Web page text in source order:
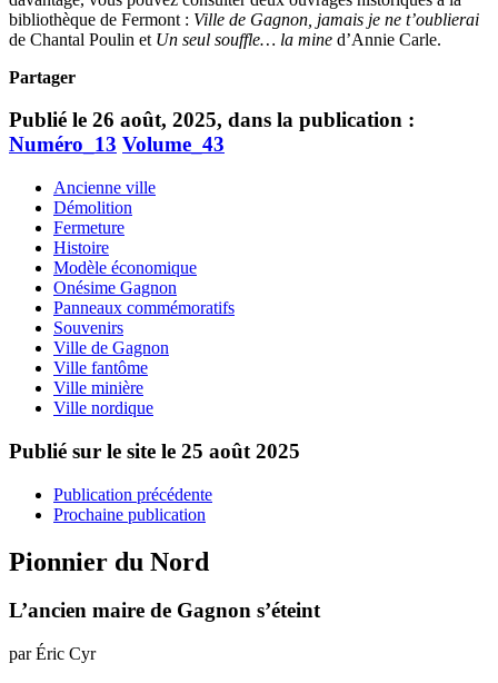
bibliothèque de Fermont : Ville de Gagnon, jamais je ne t’oublierai
de Chantal Poulin et Un seul souffle… la mine d’Annie Carle.
Partager
Publié le 26 août, 2025, dans la publication :
Numéro_13 Volume_43
Ancienne ville
Démolition
Fermeture
Histoire
Modèle économique
Onésime Gagnon
Panneaux commémoratifs
Souvenirs
Ville de Gagnon
Ville fantôme
Ville minière
Ville nordique
Publié sur le site le 25 août 2025
Publication précédente
Prochaine publication
Pionnier du Nord
L’ancien maire de Gagnon s’éteint
par Éric Cyr